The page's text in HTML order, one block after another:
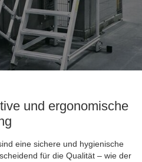
und ergonomische
eine sichere und hygienische
für die Qualität – wie der